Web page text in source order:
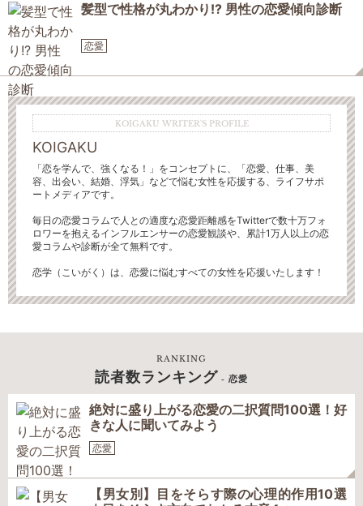
髪型で性格が丸わかり!? 男性の恋愛傾向診断
恋愛
KOIGAKU WRITER'S PROFILE
KOIGAKU
「恋を学んで、強くなる！」をコンセプトに、「恋愛、仕事、美
容、出会い、結婚、浮気」などで悩む女性を応援する、ライフサポ
ートメディアです。
毎日の恋愛コラムで人との適度な恋愛距離感をTwitterで数十万フォ
ロワーを抱えるインフルエンサーの恋愛観談や、累計1万人以上の恋
愛コラムや診断が全て無料です。
恋学（こいがく）は、恋愛に悩むすべての女性を応援いたします！
RANKING
読者数ランキング - 恋愛
絶対に盛り上がる恋愛の二択質問100選！好
きな人に聞いてみよう
恋愛
【男女別】目をそらす際の心理的作用10選